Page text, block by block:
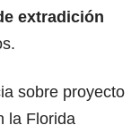
extradición
sobre proyecto
la Florida